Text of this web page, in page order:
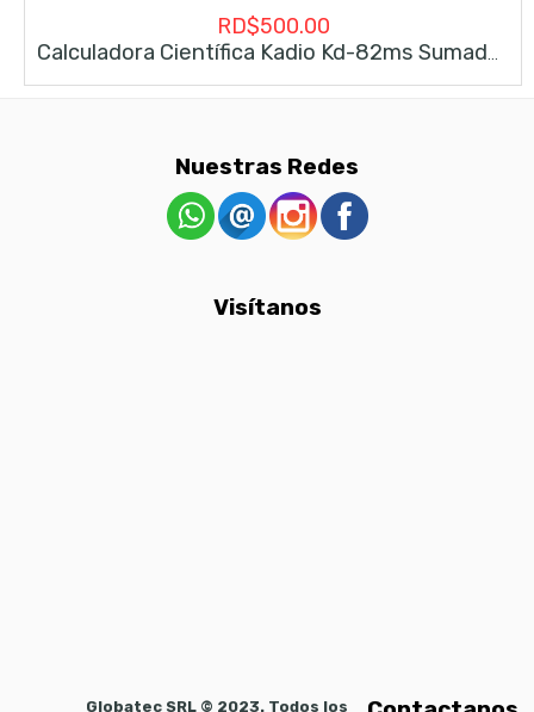
RD$500.00
Calculadora Científica Kadio Kd-82ms Sumadora
Nuestras Redes
Visítanos
Globatec SRL © 2023. Todos los